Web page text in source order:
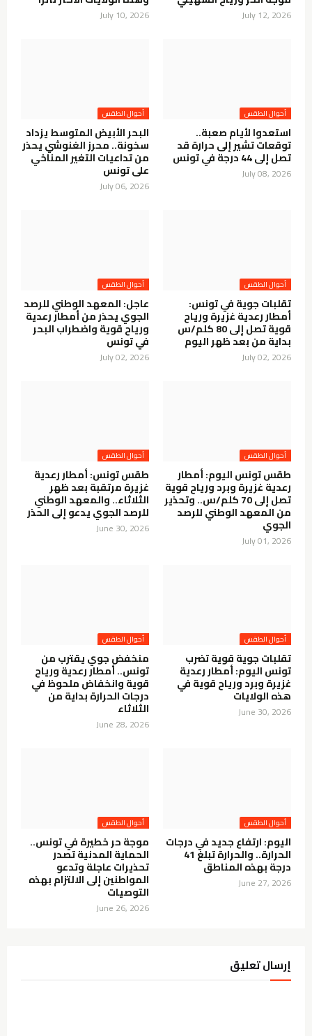
July 12, 2026
July 10, 2026
أحوال الطقس
استعدوا لأيام صعبة..
توقعات تشير إلى حرارة قد
تصل إلى 44 درجة في تونس
July 08, 2026
أحوال الطقس
البحر الأبيض المتوسط يزداد
سخونة.. محرز الغنوشي يحذر
من تداعيات التغير المناخي
على تونس
July 06, 2026
أحوال الطقس
تقلبات جوية في تونس:
أمطار رعدية غزيرة ورياح
قوية تصل إلى 80 كلم/س
بداية من بعد ظهر اليوم
July 02, 2026
أحوال الطقس
عاجل: المعهد الوطني للرصد
الجوي يحذر من أمطار رعدية
ورياح قوية واضطراب البحر
في تونس
July 02, 2026
أحوال الطقس
طقس تونس اليوم: أمطار
رعدية غزيرة وبرد ورياح قوية
تصل إلى 70 كلم/س.. وتحذير
من المعهد الوطني للرصد
الجوي
July 01, 2026
أحوال الطقس
طقس تونس: أمطار رعدية
غزيرة مرتقبة بعد ظهر
الثلاثاء.. والمعهد الوطني
للرصد الجوي يدعو إلى الحذر
June 30, 2026
أحوال الطقس
تقلبات جوية قوية تضرب
تونس اليوم: أمطار رعدية
غزيرة وبرد ورياح قوية في
هذه الولايات
June 30, 2026
أحوال الطقس
منخفض جوي يقترب من
تونس.. أمطار رعدية ورياح
قوية وانخفاض ملحوظ في
درجات الحرارة بداية من
الثلاثاء
June 28, 2026
أحوال الطقس
اليوم: ارتفاع جديد في درجات
الحرارة.. والحرارة تبلغ 41
درجة بهذه المناطق
June 27, 2026
أحوال الطقس
موجة حر خطيرة في تونس..
الحماية المدنية تصدر
تحذيرات عاجلة وتدعو
المواطنين إلى الالتزام بهذه
التوصيات
June 26, 2026
إرسال تعليق